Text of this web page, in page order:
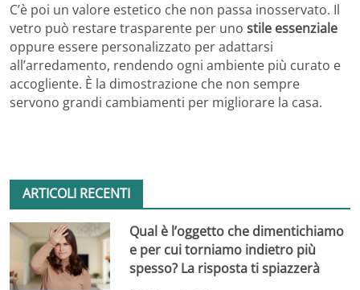
C’è poi un valore estetico che non passa inosservato. Il
vetro può restare trasparente per uno stile essenziale
oppure essere personalizzato per adattarsi
all’arredamento, rendendo ogni ambiente più curato e
accogliente. È la dimostrazione che non sempre
servono grandi cambiamenti per migliorare la casa.
ARTICOLI RECENTI
Qual è l’oggetto che dimentichiamo
e per cui torniamo indietro più
spesso? La risposta ti spiazzerà